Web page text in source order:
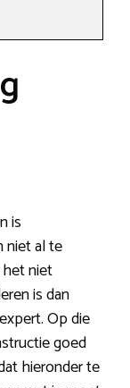
is
niet al te
niet
is dan
Op die
goed
hieronder te